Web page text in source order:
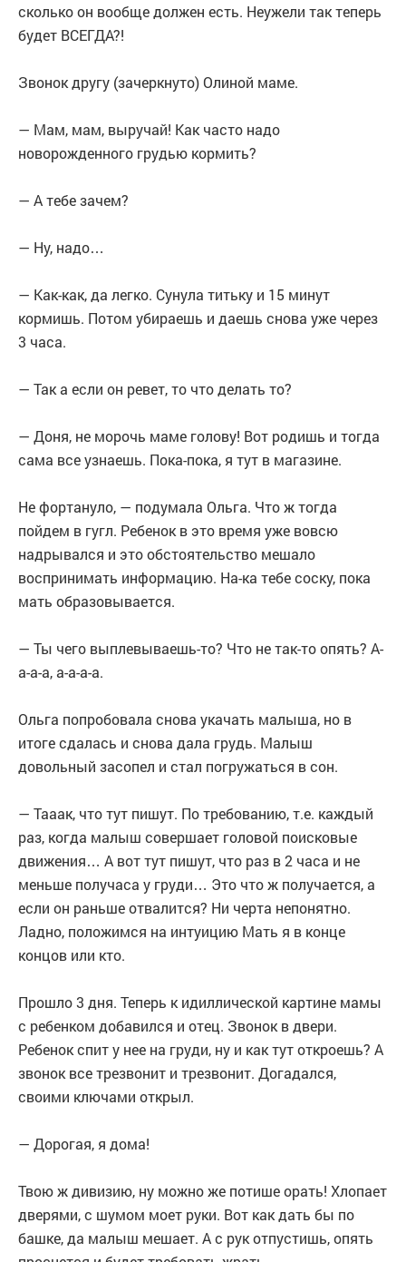
сколько он вообще должен есть. Неужели так теперь
будет ВСЕГДА?!
Звонок другу (зачеркнуто) Олиной маме.
— Мам, мам, выручай! Как часто надо
новорожденного грудью кормить?
— А тебе зачем?
— Ну, надо…
— Как-как, да легко. Сунула титьку и 15 минут
кормишь. Потом убираешь и даешь снова уже через
3 часа.
— Так а если он ревет, то что делать то?
— Доня, не морочь маме голову! Вот родишь и тогда
сама все узнаешь. Пока-пока, я тут в магазине.
Не фортануло, — подумала Ольга. Что ж тогда
пойдем в гугл. Ребенок в это время уже вовсю
надрывался и это обстоятельство мешало
воспринимать информацию. На-ка тебе соску, пока
мать образовывается.
— Ты чего выплевываешь-то? Что не так-то опять? А-
а-а-а, а-а-а-а.
Ольга попробовала снова укачать малыша, но в
итоге сдалась и снова дала грудь. Малыш
довольный засопел и стал погружаться в сон.
— Тааак, что тут пишут. По требованию, т.е. каждый
раз, когда малыш совершает головой поисковые
движения… А вот тут пишут, что раз в 2 часа и не
меньше получаса у груди… Это что ж получается, а
если он раньше отвалится? Ни черта непонятно.
Ладно, положимся на интуицию Мать я в конце
концов или кто.
Прошло 3 дня. Теперь к идиллической картине мамы
с ребенком добавился и отец. Звонок в двери.
Ребенок спит у нее на груди, ну и как тут откроешь? А
звонок все трезвонит и трезвонит. Догадался,
своими ключами открыл.
— Дорогая, я дома!
Твою ж дивизию, ну можно же потише орать! Хлопает
дверями, с шумом моет руки. Вот как дать бы по
башке, да малыш мешает. А с рук отпустишь, опять